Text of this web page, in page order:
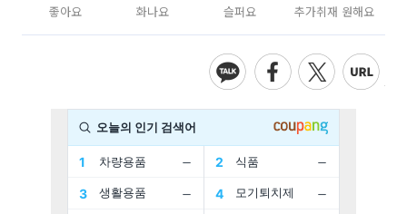
좋아요 화나요 슬퍼요 추가취재 원해요